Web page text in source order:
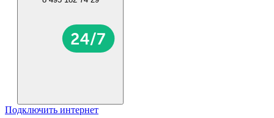
Подключить интернет